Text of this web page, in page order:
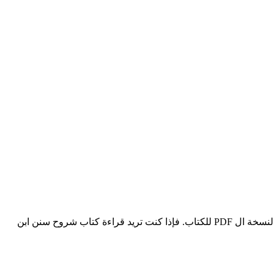
هذا التطبيق خاص بشرح كتاب شروح سنن ابن ماجة لمؤلفه “السيوطي الهندي الدهلوي البوصيري الكنكوهي النعماني”. ويعد هذا التطبيق هو النسخة ال PDF للكتاب. فإذا كنت تريد قراءة كتاب شروح سنن ابن